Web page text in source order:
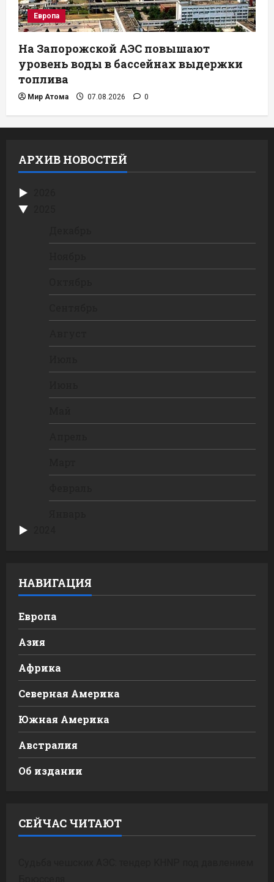
Европа
На Запорожской АЭС повышают
уровень воды в бассейнах выдержки
топлива
Мир Атома 07.08.2026 0
АРХИВ НОВОСТЕЙ
НАВИГАЦИЯ
Европа
Азия
Африка
Северная Америка
Южная Америка
Австралия
Об издании
СЕЙЧАС ЧИТАЮТ